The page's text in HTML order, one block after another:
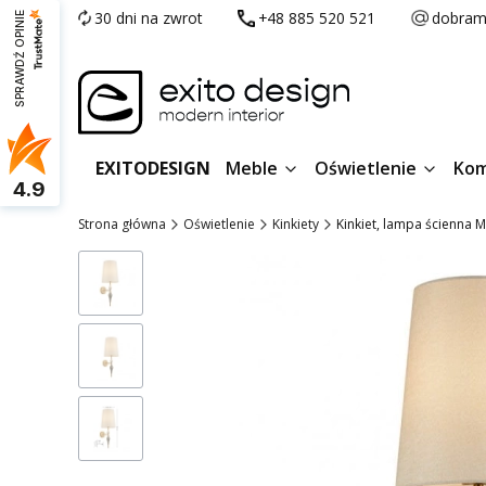
30 dni na zwrot +48 885 520 521
EXITODESIGN Meble Oświetlenie
Strona główna Oświetlenie Kinkiety Kinkiet, lampa ścienna
SPRAWDŹ OPINIE
4.9